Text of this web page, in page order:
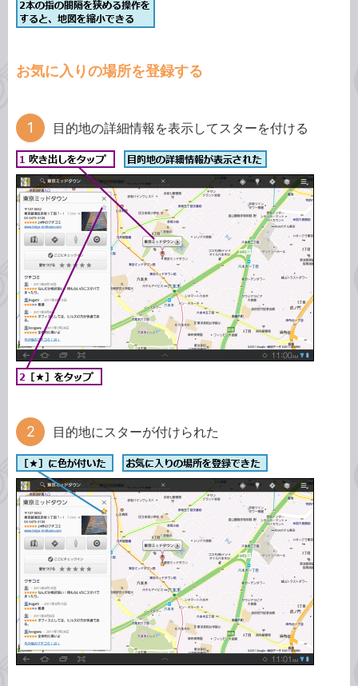
お気に入りの場所を登録する
目的地の詳細情報を表示してスターを付ける
目的地にスターが付けられた